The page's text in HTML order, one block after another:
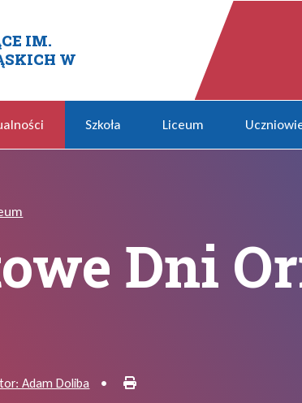
IM.
W
2021
Szkoła Liceum
Dni
Adam Doliba • Drukuj